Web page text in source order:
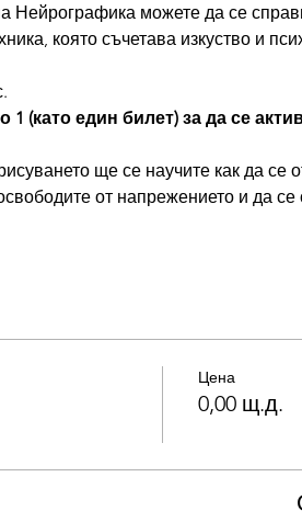
Нейрографика можете да се
която съчетава изкуство и
1 (като един билет) за да се
ще се научите как да се
от напрежението и да
Цена
0,00 щ.д.